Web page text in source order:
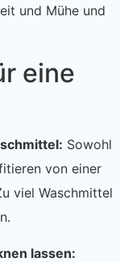
und Mühe und
eine
Sowohl
von einer
viel Waschmittel
lassen: